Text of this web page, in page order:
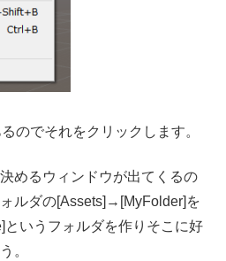
のでそれをクリックします。
めるウィンドウが出てくるの
ルダの[Assets]→[MyFolder]を
いうフォルダを作りそこに好
。